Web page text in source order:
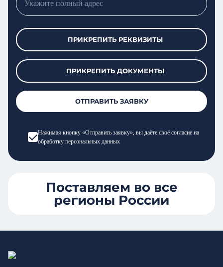
ПРИКРЕПИТЬ РЕКВИЗИТЫ
ПРИКРЕПИТЬ ДОКУМЕНТЫ
ОТПРАВИТЬ ЗАЯВКУ
Нажимая кнопку «Отправить заявку», вы даёте своё согласие на
обработку персональных данных
Поставляем во все
регионы России